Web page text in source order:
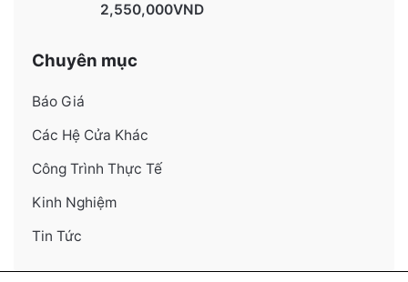
2,550,000VND
Chuyên mục
Báo Giá
Các Hệ Cửa Khác
Công Trình Thực Tế
Kinh Nghiệm
Tin Tức